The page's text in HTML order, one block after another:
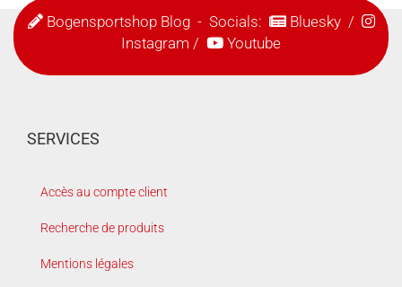
Bogensportshop Blog- Socials: Bluesky/
Instagram / Youtube
SERVICES
Accès au compte client
Recherche de produits
Mentions légales